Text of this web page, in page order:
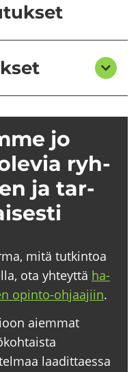
jo
ryh­
ja tar­
mitä tutkintoa
ota yhteyttä ha­
opinto-​ohjaajiin.
aiemmat
laadittaessa